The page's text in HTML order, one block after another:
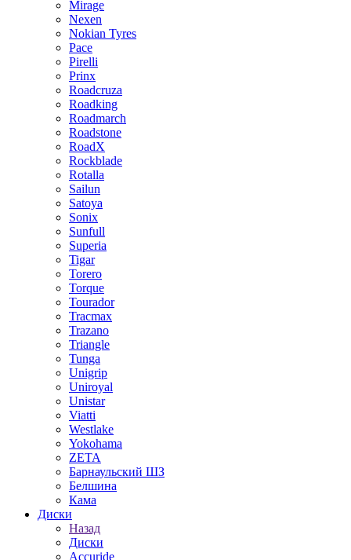
Mirage
Nexen
Nokian Tyres
Pace
Pirelli
Prinx
Roadcruza
Roadking
Roadmarch
Roadstone
RoadX
Rockblade
Rotalla
Sailun
Satoya
Sonix
Sunfull
Superia
Tigar
Torero
Torque
Tourador
Tracmax
Trazano
Triangle
Tunga
Unigrip
Uniroyal
Unistar
Viatti
Westlake
Yokohama
ZETA
Барнаульский ШЗ
Белшина
Кама
Диски
Назад
Диски
Accuride